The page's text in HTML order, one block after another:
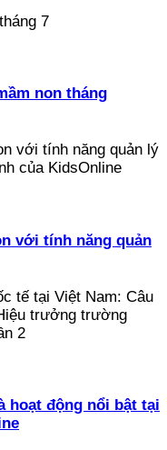
non tháng
với tính năng quản
hoạt động nổi bật tại